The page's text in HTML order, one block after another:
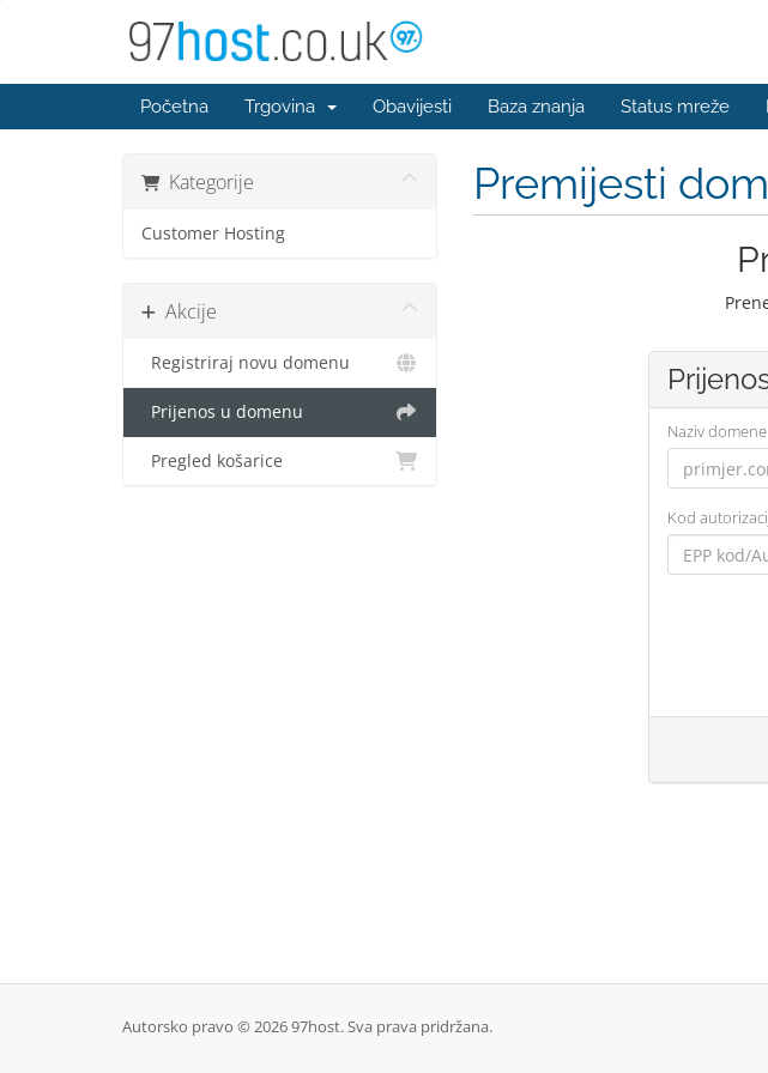
Početna Trgovina Obavijesti Baza znanja Status mreže
Kategorije
Customer Hosting
Akcije
Registriraj novu domenu
Prijenos u domenu
Pregled košarice
Premijesti
Naziv domene
Kod
Autorsko pravo © 2026 97host. Sva prava pridržana.